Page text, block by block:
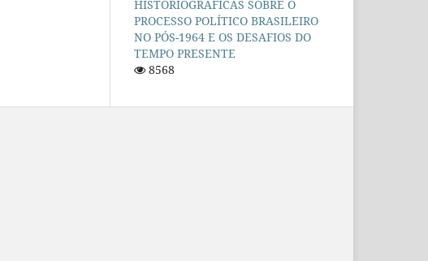
HISTORIOGRÁFICAS SOBRE O
PROCESSO POLÍTICO BRASILEIRO
NO PÓS-1964 E OS DESAFIOS DO
TEMPO PRESENTE
8568